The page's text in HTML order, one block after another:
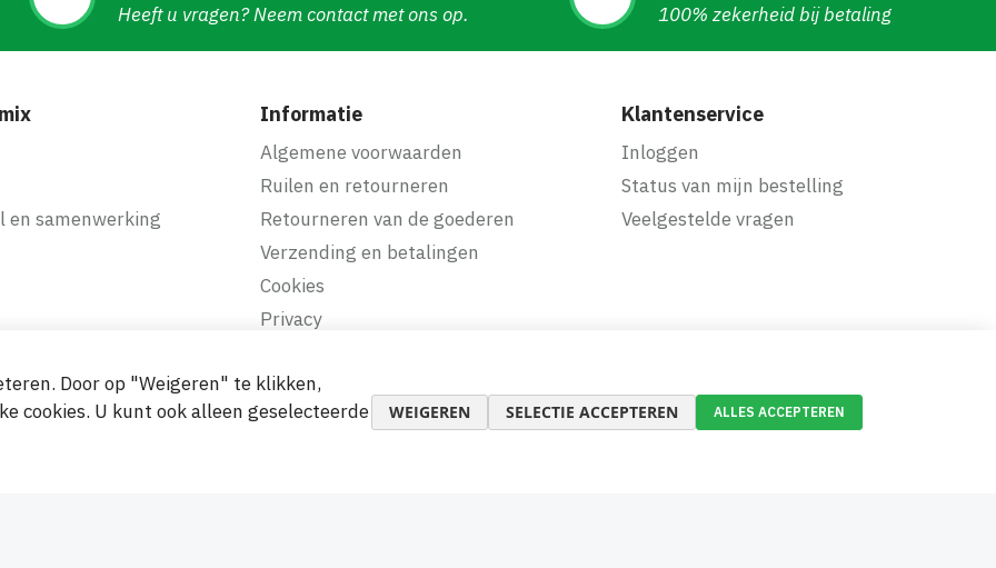
Heeft u vragen? Neem contact met ons op.
100% zekerheid bij betaling
en samenwerking
Informatie
Algemene voorwaarden
Ruilen en retourneren
Retourneren van de goederen
Verzending en betalingen
Cookies
Privacy
Klantenservice
Inloggen
Status van mijn bestelling
Veelgestelde vragen
betalingen
Door op "Weigeren" te klikken,
cookies. U kunt ook alleen geselecteerde
WEIGEREN SELECTIE ACCEPTEREN ALLES ACCEPTEREN